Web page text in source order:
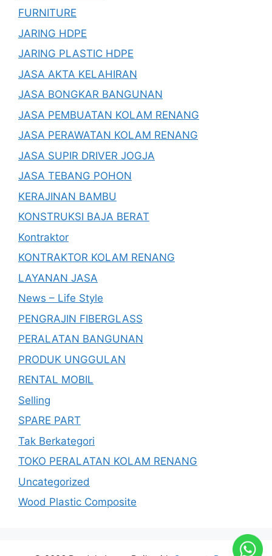
FURNITURE
JARING HDPE
JARING PLASTIC HDPE
JASA AKTA KELAHIRAN
JASA BONGKAR BANGUNAN
JASA PEMBUATAN KOLAM RENANG
JASA PERAWATAN KOLAM RENANG
JASA SUPIR DRIVER JOGJA
JASA TEBANG POHON
KERAJINAN BAMBU
KONSTRUKSI BAJA BERAT
Kontraktor
KONTRAKTOR KOLAM RENANG
LAYANAN JASA
News – Life Style
PENGRAJIN FIBERGLASS
PERALATAN BANGUNAN
PRODUK UNGGULAN
RENTAL MOBIL
Selling
SPARE PART
Tak Berkategori
TOKO PERALATAN KOLAM RENANG
Uncategorized
Wood Plastic Composite